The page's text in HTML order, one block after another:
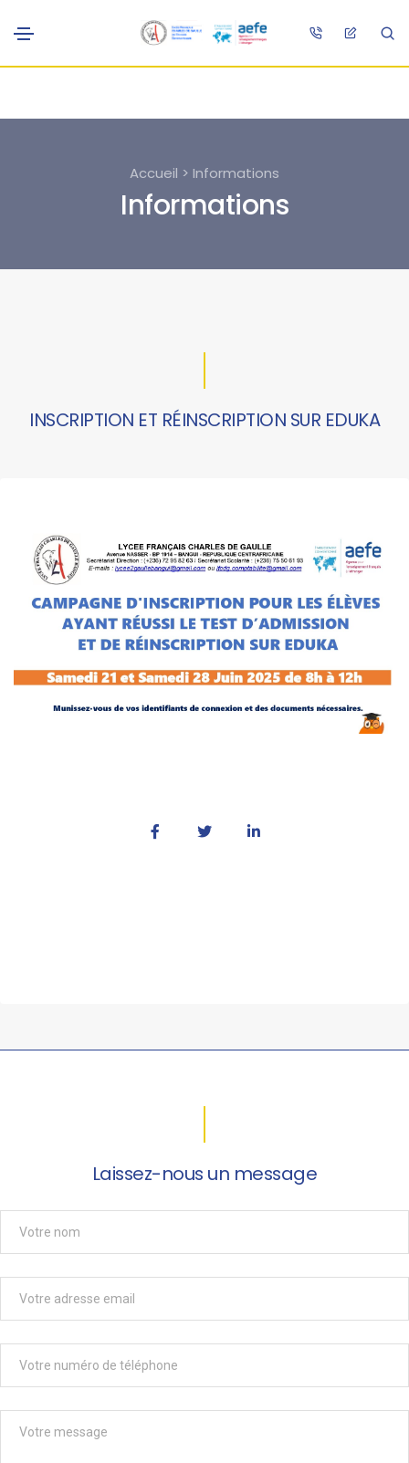
Accueil > Informations
Informations
INSCRIPTION ET RÉINSCRIPTION SUR EDUKA
Laissez-nous un message